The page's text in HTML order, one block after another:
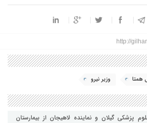
http://
همتا وزیر نیرو
پزشکی گیلان و نماینده لاهیجان از بیمارستان